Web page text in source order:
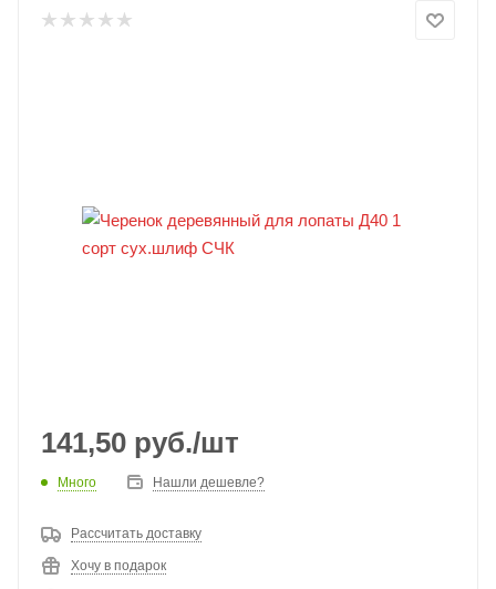
141,50 руб./шт
Много Нашли дешевле?
Рассчитать доставку
Хочу в подарок